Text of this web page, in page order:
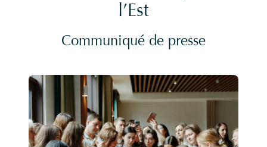
l’Est
Communiqué de presse